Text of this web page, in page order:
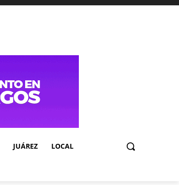
JUÁREZ LOCAL